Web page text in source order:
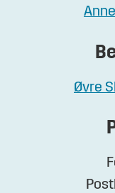
Øvre